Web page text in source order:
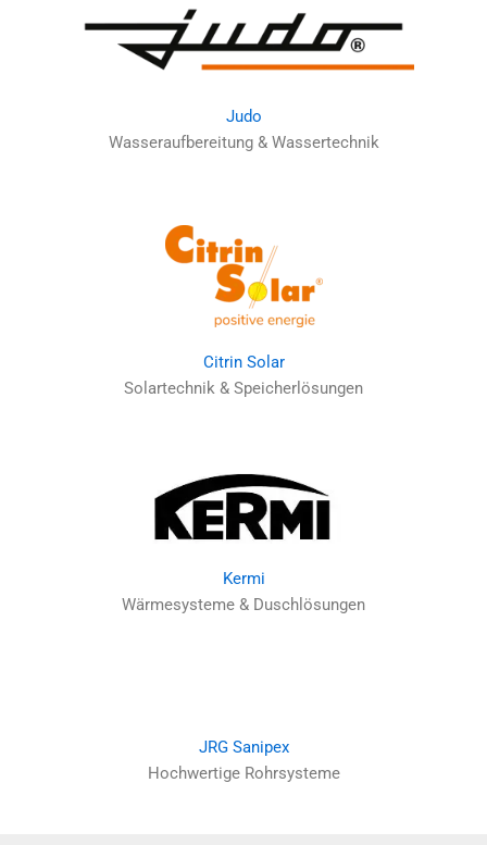
Judo
Wasseraufbereitung & Wassertechnik
Citrin Solar
Solartechnik & Speicherlösungen
Kermi
Wärmesysteme & Duschlösungen
JRG Sanipex
Hochwertige Rohrsysteme